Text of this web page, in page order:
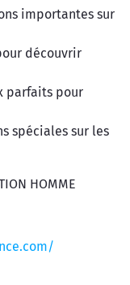
importantes sur
découvrir
parfaits pour
spéciales sur les